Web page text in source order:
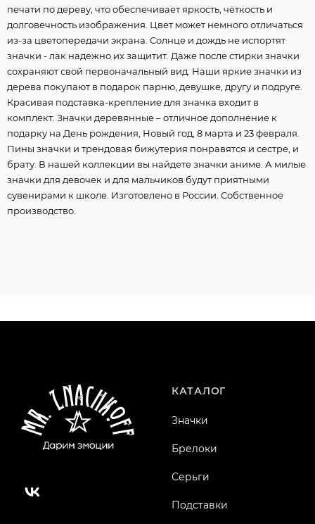
печати по дереву, что обеспечивает яркость, чёткость и
долговечность изображения. Цвет может немного отличаться
из-за цветопередачи экрана. Солнце и дождь не испортят
значки - лак надежно их защитит. Даже после стирки значки
сохраняют свой первоначальный вид. Наши яркие значки из
дерева покупают в подарок парню, девушке, другу и подруге.
Красивая подставка-крепление для значка входит в
комплект. Значки деревянные – отличное дополнение к
подарку на День рождения, Новый год, 8 марта и 23 февраля.
Пины значки и трендовая бижутерия понравятся и сестре, и
брату. В нашей коллекции вы найдете значки аниме. А милые
значки для девочек и для мальчиков будут приятными
сувенирами к школе. Изготовлено в России. Собственное
производство.
КАТАЛОГ
Значки
Брелоки
Серьги
Подставки